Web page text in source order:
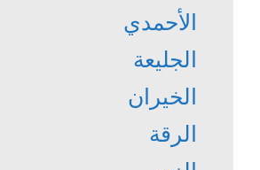
الأحمدي
الجليعة
الخيران
الرقة